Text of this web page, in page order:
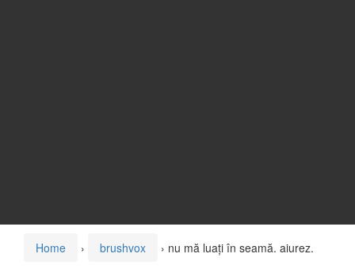
Home › brushvox › nu mă luați în seamă. aiurez.